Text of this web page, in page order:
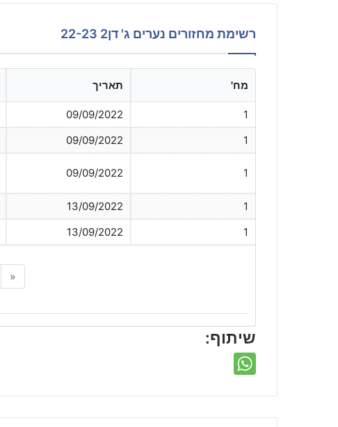
רשימת מחזורים נערים ג' דן2 22-23
מח' תאריך
1
09/09/2022
1
09/09/2022
1
09/09/2022
1
13/09/2022
1
13/09/2022
«
שיתוף: